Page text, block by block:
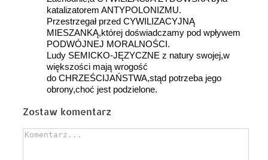
katalizatorem ANTYPOLONIZMU.
Przestrzegał przed CYWILIZACYJNĄ
MIESZANKĄ,której doświadczamy pod wpływem
PODWÓJNEJ MORALNOŚCI.
Ludy SEMICKO-JĘZYCZNE z natury swojej,w
większości mają wrogość
do CHRZEŚCIJAŃSTWA,stąd potrzeba jego
obrony,choć jest podzielone.
Zostaw komentarz
Comment